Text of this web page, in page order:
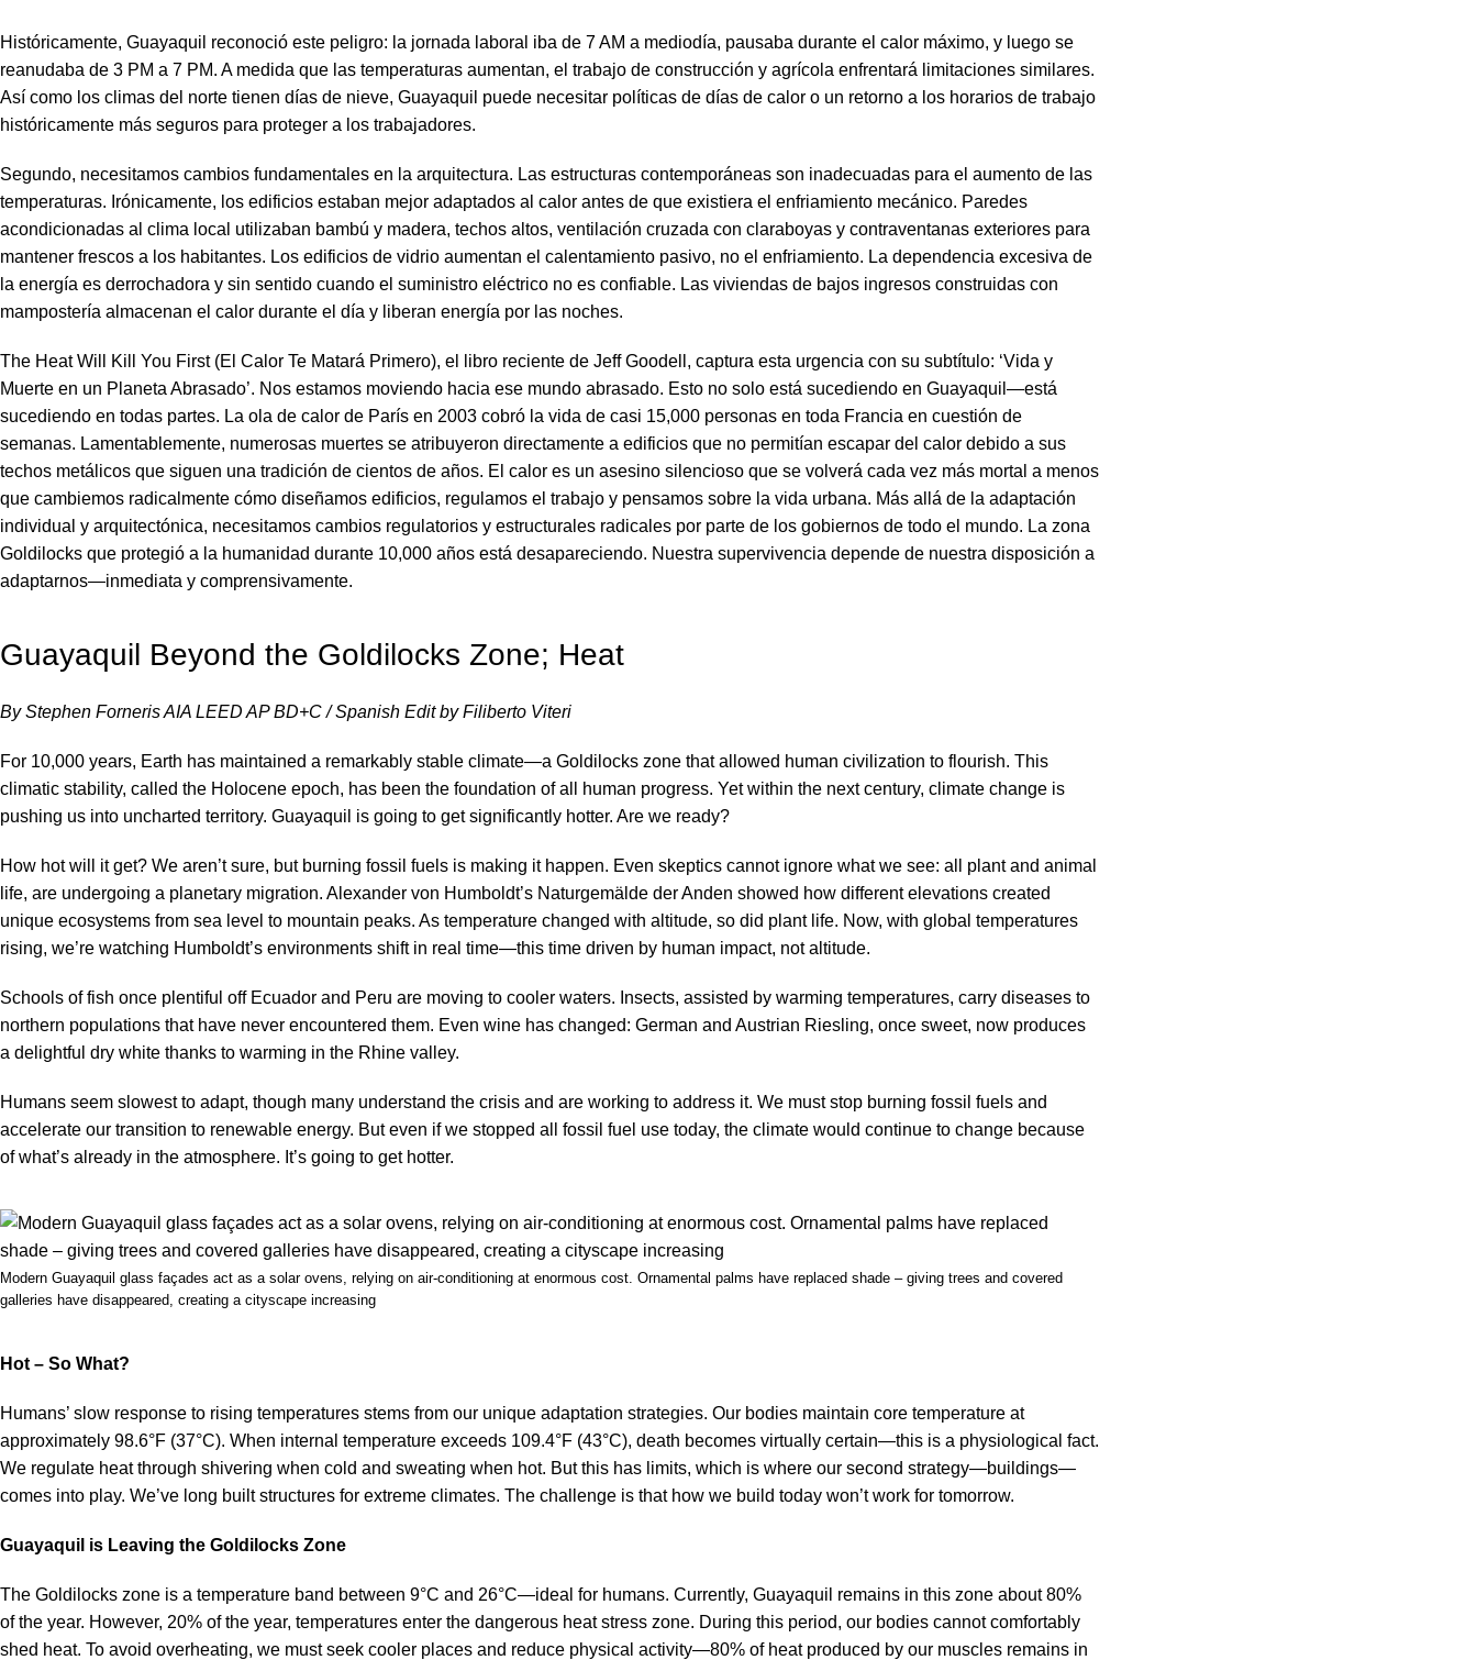
Históricamente, Guayaquil reconoció este peligro: la jornada laboral iba de 7 AM a mediodía, pausaba durante el calor máximo, y luego se
reanudaba de 3 PM a 7 PM. A medida que las temperaturas aumentan, el trabajo de construcción y agrícola enfrentará limitaciones similares.
Así como los climas del norte tienen días de nieve, Guayaquil puede necesitar políticas de días de calor o un retorno a los horarios de trabajo
históricamente más seguros para proteger a los trabajadores.
Segundo, necesitamos cambios fundamentales en la arquitectura. Las estructuras contemporáneas son inadecuadas para el aumento de las
temperaturas. Irónicamente, los edificios estaban mejor adaptados al calor antes de que existiera el enfriamiento mecánico. Paredes
acondicionadas al clima local utilizaban bambú y madera, techos altos, ventilación cruzada con claraboyas y contraventanas exteriores para
mantener frescos a los habitantes. Los edificios de vidrio aumentan el calentamiento pasivo, no el enfriamiento. La dependencia excesiva de
la energía es derrochadora y sin sentido cuando el suministro eléctrico no es confiable. Las viviendas de bajos ingresos construidas con
mampostería almacenan el calor durante el día y liberan energía por las noches.
The Heat Will Kill You First (El Calor Te Matará Primero), el libro reciente de Jeff Goodell, captura esta urgencia con su subtítulo: ‘Vida y
Muerte en un Planeta Abrasado’. Nos estamos moviendo hacia ese mundo abrasado. Esto no solo está sucediendo en Guayaquil—está
sucediendo en todas partes. La ola de calor de París en 2003 cobró la vida de casi 15,000 personas en toda Francia en cuestión de
semanas. Lamentablemente, numerosas muertes se atribuyeron directamente a edificios que no permitían escapar del calor debido a sus
techos metálicos que siguen una tradición de cientos de años. El calor es un asesino silencioso que se volverá cada vez más mortal a menos
que cambiemos radicalmente cómo diseñamos edificios, regulamos el trabajo y pensamos sobre la vida urbana. Más allá de la adaptación
individual y arquitectónica, necesitamos cambios regulatorios y estructurales radicales por parte de los gobiernos de todo el mundo. La zona
Goldilocks que protegió a la humanidad durante 10,000 años está desapareciendo. Nuestra supervivencia depende de nuestra disposición a
adaptarnos—inmediata y comprensivamente.
Guayaquil Beyond the Goldilocks Zone; Heat
By Stephen Forneris AIA LEED AP BD+C / Spanish Edit by Filiberto Viteri
For 10,000 years, Earth has maintained a remarkably stable climate—a Goldilocks zone that allowed human civilization to flourish. This
climatic stability, called the Holocene epoch, has been the foundation of all human progress. Yet within the next century, climate change is
pushing us into uncharted territory. Guayaquil is going to get significantly hotter. Are we ready?
How hot will it get? We aren’t sure, but burning fossil fuels is making it happen. Even skeptics cannot ignore what we see: all plant and animal
life, are undergoing a planetary migration. Alexander von Humboldt’s Naturgemälde der Anden showed how different elevations created
unique ecosystems from sea level to mountain peaks. As temperature changed with altitude, so did plant life. Now, with global temperatures
rising, we’re watching Humboldt’s environments shift in real time—this time driven by human impact, not altitude.
Schools of fish once plentiful off Ecuador and Peru are moving to cooler waters. Insects, assisted by warming temperatures, carry diseases to
northern populations that have never encountered them. Even wine has changed: German and Austrian Riesling, once sweet, now produces
a delightful dry white thanks to warming in the Rhine valley.
Humans seem slowest to adapt, though many understand the crisis and are working to address it. We must stop burning fossil fuels and
accelerate our transition to renewable energy. But even if we stopped all fossil fuel use today, the climate would continue to change because
of what’s already in the atmosphere. It’s going to get hotter.
Modern Guayaquil glass façades act as a solar ovens, relying on air-conditioning at enormous cost. Ornamental palms have replaced shade – giving trees and covered
galleries have disappeared, creating a cityscape increasing
Hot – So What?
Humans’ slow response to rising temperatures stems from our unique adaptation strategies. Our bodies maintain core temperature at
approximately 98.6°F (37°C). When internal temperature exceeds 109.4°F (43°C), death becomes virtually certain—this is a physiological fact.
We regulate heat through shivering when cold and sweating when hot. But this has limits, which is where our second strategy—buildings—
comes into play. We’ve long built structures for extreme climates. The challenge is that how we build today won’t work for tomorrow.
Guayaquil is Leaving the Goldilocks Zone
The Goldilocks zone is a temperature band between 9°C and 26°C—ideal for humans. Currently, Guayaquil remains in this zone about 80%
of the year. However, 20% of the year, temperatures enter the dangerous heat stress zone. During this period, our bodies cannot comfortably
shed heat. To avoid overheating, we must seek cooler places and reduce physical activity—80% of heat produced by our muscles remains in